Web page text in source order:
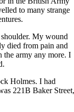
to many strange
My wound
died from pain and
the army any more. I
Holmes. I had
221B Baker